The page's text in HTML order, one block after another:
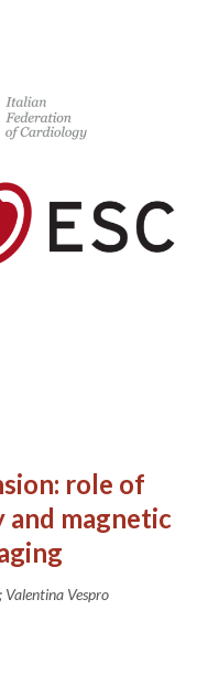
role of
magnetic
Vespro